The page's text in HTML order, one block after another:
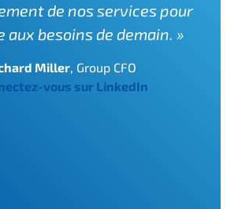
de nos services pour
aux besoins de demain. »
Miller, Group CFO
vous sur LinkedIn